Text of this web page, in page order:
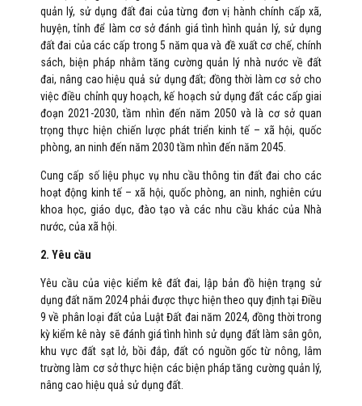
quản lý, sử dụng đất đai của từng đơn vị hành chính cấp xã,
huyện, tỉnh để làm cơ sở đánh giá tình hình quản lý, sử dụng
đất đai của các cấp trong 5 năm qua và đề xuất cơ chế, chính
sách, biện pháp nhằm tăng cường quản lý nhà nước về đất
đai, nâng cao hiệu quả sử dụng đất; đồng thời làm cơ sở cho
việc điều chỉnh quy hoạch, kế hoạch sử dụng đất các cấp giai
đoạn 2021-2030, tầm nhìn đến năm 2050 và là cơ sở quan
trọng thực hiện chiến lược phát triển kinh tế – xã hội, quốc
phòng, an ninh đến năm 2030 tầm nhìn đến năm 2045.
Cung cấp số liệu phục vụ nhu cầu thông tin đất đai cho các
hoạt động kinh tế – xã hội, quốc phòng, an ninh, nghiên cứu
khoa học, giáo dục, đào tạo và các nhu cầu khác của Nhà
nước, của xã hội.
2. Yêu cầu
Yêu cầu của việc kiểm kê đất đai, lập bản đồ hiện trạng sử
dụng đất năm 2024 phải được thực hiện theo quy định tại Điều
9 về phân loại đất của Luật Đất đai năm 2024, đồng thời trong
kỳ kiểm kê này sẽ đánh giá tình hình sử dụng đất làm sân gôn,
khu vực đất sạt lở, bồi đắp, đất có nguồn gốc từ nông, lâm
trường làm cơ sở thực hiện các biện pháp tăng cường quản lý,
nâng cao hiệu quả sử dụng đất.